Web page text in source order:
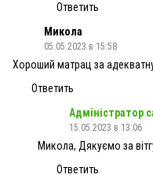
Ответить
Микола
05.05.2023 в 15:58
Хороший матрац за
Ответить
Адміністратор
15.05.2023 в 13:06
Микола, Дякуємо за
Ответить